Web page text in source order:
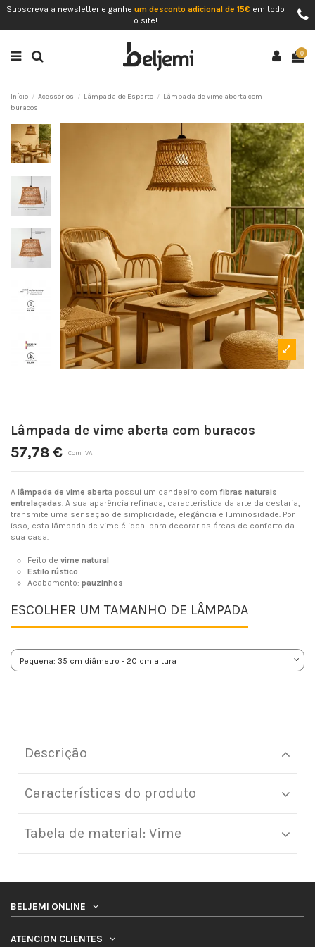
Subscreva a newsletter e ganhe um desconto adicional de 15€ em todo
o site!
0
Início Acessórios Lâmpada de Esparto
Lâmpada de vime aberta com
buracos
Lâmpada de vime aberta com buracos
57,78 € Com IVA
A lâmpada de vime aberta possui um candeeiro com fibras naturais
entrelaçadas. A sua aparência refinada, característica da arte da cestaria,
transmite uma sensação de simplicidade, elegância e luminosidade. Por
isso, esta lâmpada de vime é ideal para decorar as áreas de conforto da
sua casa.
Feito de vime natural
Estilo rústico
Acabamento: pauzinhos
ESCOLHER UM TAMANHO DE LÂMPADA
Descrição
Características do produto
Tabela de material: Vime
BELJEMI ONLINE
ATENCION CLIENTES